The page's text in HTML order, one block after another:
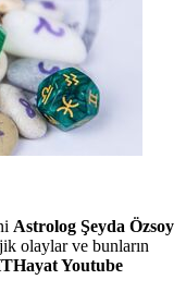
Astrolog Şeyda Özsoy
olaylar ve bunların
Youtube